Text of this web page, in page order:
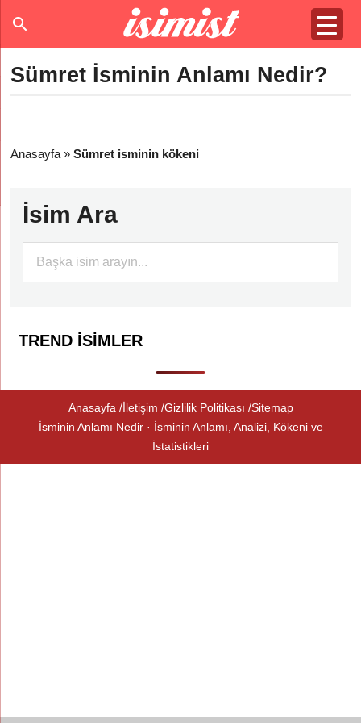
Sümret İsminin Anlamı Nedir?
Anasayfa »Sümret isminin kökeni
İsim Ara
TREND İSIMLER
Anasayfa İletişim Gizlilik Politikası Sitemap
İsminin Anlamı Nedir · İsminin Anlamı, Analizi, Kökeni ve
İstatistikleri